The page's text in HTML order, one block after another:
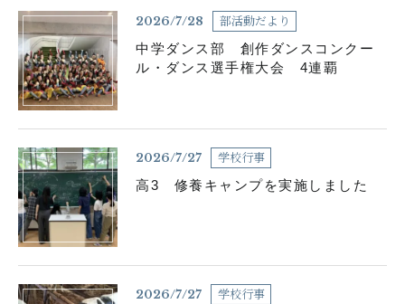
サイトマップ よくある質問
採用情報 アクセス
関連リンク
サイトポリシー
2026/7/28 部活動だより
中学ダンス部 創作ダンスコンクー
ル・ダンス選手権大会 4連覇
2026/7/27 学校行事
高3 修養キャンプを実施しました
2026/7/27 学校行事